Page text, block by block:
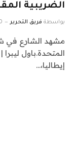
الضريبية
بواسطة فريق التحرير 20
مشهد الشارع في
المتحدة.باول
إيطاليا،…